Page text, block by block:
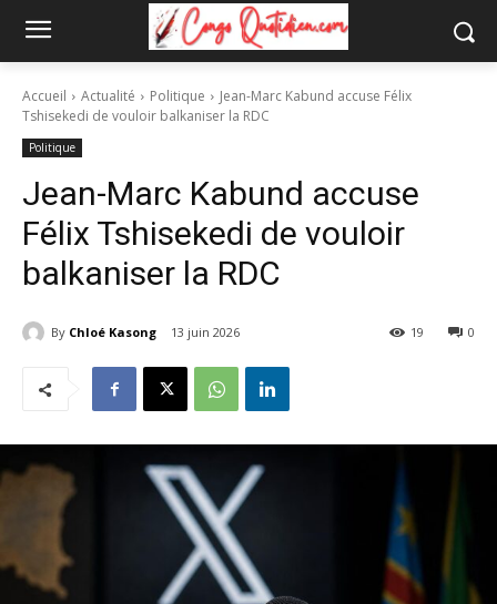
Accueil Actualité Politique
Jean-Marc Kabund accuse Félix
Tshisekedi de vouloir balkaniser la RDC
Politique
Jean-Marc Kabund accuse
Félix Tshisekedi de vouloir
balkaniser la RDC
By Chloé Kasong 13 juin 2026 0
19